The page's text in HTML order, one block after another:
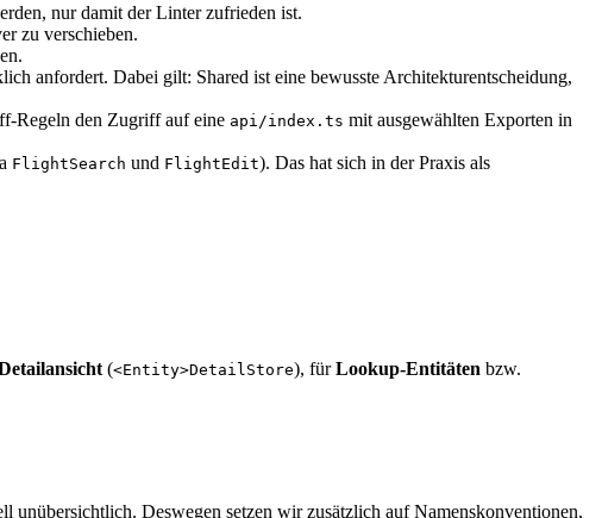
nur damit der Linter zufrieden ist.
zu verschieben.
anfordert. Dabei gilt: Shared ist eine bewusste Architekturentscheidung,
Regeln den Zugriff auf eine api/index.ts mit ausgewählten Exporten in
FlightSearch und FlightEdit). Das hat sich in der Praxis als
(<Entity>DetailStore), fürLookup-Entitäten bzw.
Deswegen setzen wir zusätzlich auf Namenskonventionen,